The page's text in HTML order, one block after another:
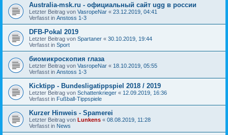
Australia-msk.ru - официальный сайт ugg в россии
Letzter Beitrag von VasropeNar « 23.12.2019, 04:41
Verfasst in Anstoss 1-3
DFB-Pokal 2019
Letzter Beitrag von Spartaner « 30.10.2019, 19:44
Verfasst in Sport
биомикроскопия глаза
Letzter Beitrag von VasropeNar « 18.10.2019, 05:55
Verfasst in Anstoss 1-3
Kicktipp - Bundesligatippspiel 2018 / 2019
Letzter Beitrag von Schattenkrieger « 12.09.2019, 16:36
Verfasst in Fußball-Tippspiele
Kurzer Hinweis - Spamerei
Letzter Beitrag von Lunkens « 08.08.2019, 11:28
Verfasst in News